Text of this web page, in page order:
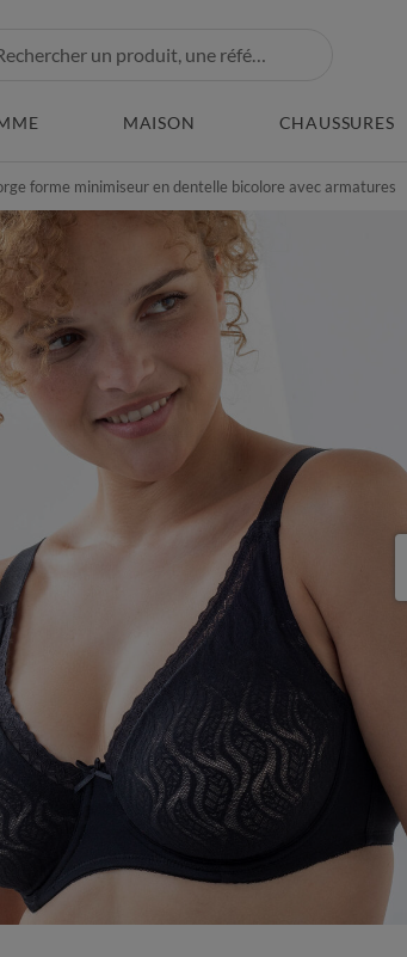
MAISON CHAUSSURES
forme minimiseur en dentelle bicolore avec armatures